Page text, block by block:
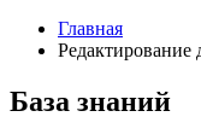
Главная
Редактирование
База знаний